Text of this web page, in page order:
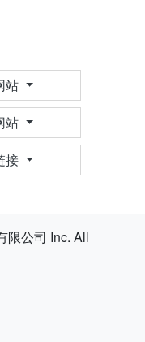
站
站
接
限公司 Inc. All